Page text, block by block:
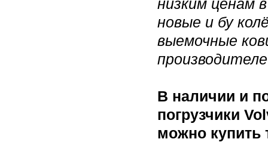
низким ценам
новые и бу
выемочные
В наличии и
погрузчики
можно купить